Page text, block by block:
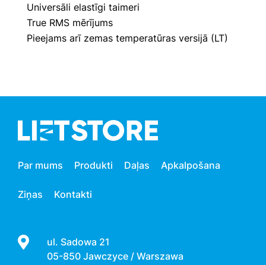
Universāli elastīgi taimeri
True RMS mērījums
Pieejams arī zemas temperatūras versijā (LT)
Par mums Produkti Daļas Apkalpošana
Ziņas Kontakti
ul. Sadowa 21
05-850 Jawczyce / Warszawa